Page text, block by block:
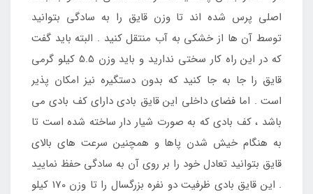
اصلی پرس شده اند تا وزن قایق را به سادگی بتوانید
توسط آن ها از خشکی به آب منتقل کنید . البته باید گفت
که در این راه کار سختی ندارید و باید وزن 5.5 کیلو گرمی
قایق را جا به جا کنید که بدون دستگیره نیز امکان پذیر
است . اما فضای داخلی این قایق بادی دارای کف بادی می
باشد ، کف بادی که به صورت شیار دار ساخته شده است تا
به هنگام خیش شدن پاها و همچنین سرعت های بالای
قایق بتوانید تعادل خود را بر روی آن به سادگی حفظ نمایید
. این قایق بادی ظرفیت دو نفره بزرگسال را تا وزن 170 کیلو